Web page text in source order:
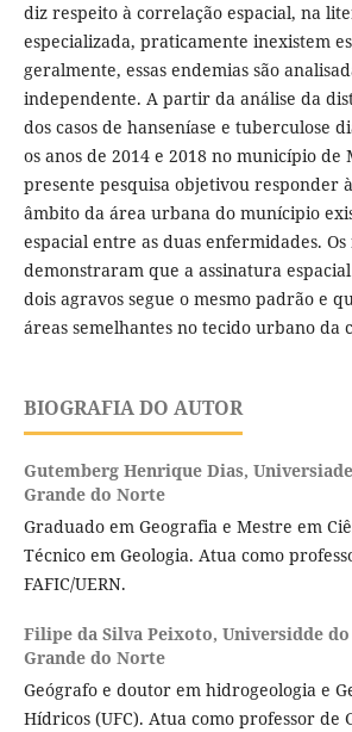
diz respeito à correlação espacial, na
especializada, praticamente inexistem
geralmente, essas endemias são
independente. A partir da análise da
dos casos de hanseníase e tuberculose
os anos de 2014 e 2018 no município de
presente pesquisa objetivou responder
âmbito da área urbana do munícipio
espacial entre as duas enfermidades.
demonstraram que a assinatura
dois agravos segue o mesmo padrão e
áreas semelhantes no tecido urbano da
BIOGRAFIA DO AUTOR
Gutemberg Henrique Dias,
Grande do Norte
Graduado em Geografia e Mestre em
Técnico em Geologia. Atua como
FAFIC/UERN.
Filipe da Silva Peixoto, Universidde
Grande do Norte
Geógrafo e doutor em hidrogeologia e
Hídricos (UFC). Atua como professor de